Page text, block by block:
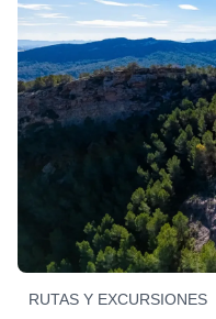
RUTAS Y EXCURSIONES